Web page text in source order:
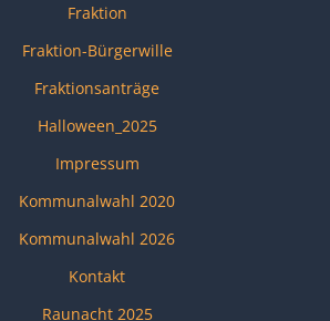
Fraktion
Fraktion-Bürgerwille
Fraktionsanträge
Halloween_2025
Impressum
Kommunalwahl 2020
Kommunalwahl 2026
Kontakt
Raunacht 2025